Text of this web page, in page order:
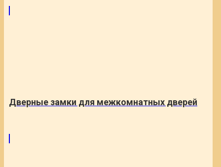
Дверные замки для межкомнатных дверей